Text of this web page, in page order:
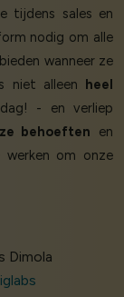
tijdens sales en
nodig om alle
wanneer ze
niet alleen
heel
- en verliep
behoeften en
werken om onze
Dimola